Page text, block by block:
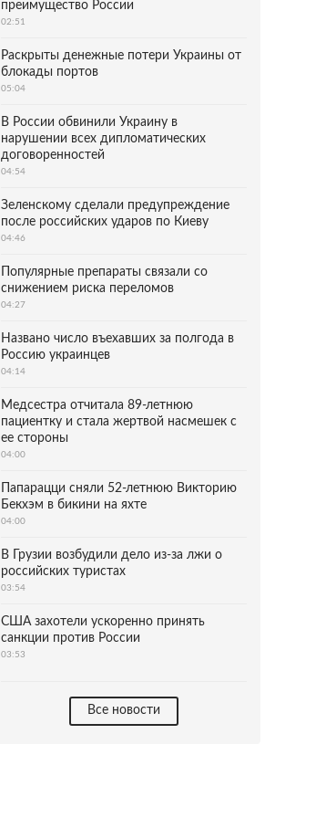
преимущество России
02:51
Раскрыты денежные потери Украины от
блокады портов
05:04
В России обвинили Украину в
нарушении всех дипломатических
договоренностей
04:54
Зеленскому сделали предупреждение
после российских ударов по Киеву
04:46
Популярные препараты связали со
снижением риска переломов
04:27
Названо число въехавших за полгода в
Россию украинцев
04:14
Медсестра отчитала 89-летнюю
пациентку и стала жертвой насмешек с
ее стороны
04:00
Папарацци сняли 52-летнюю Викторию
Бекхэм в бикини на яхте
04:00
В Грузии возбудили дело из-за лжи о
российских туристах
03:54
США захотели ускоренно принять
санкции против России
03:53
Все новости